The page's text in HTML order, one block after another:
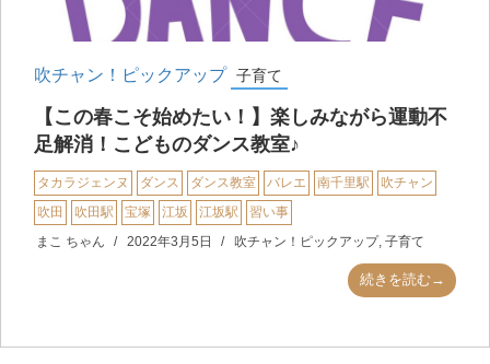
吹チャン！ピックアップ 子育て
【この春こそ始めたい！】楽しみながら運動不
足解消！こどものダンス教室♪
タカラジェンヌ ダンス ダンス教室 バレエ 南千里駅
吹チャン
吹田
吹田駅 宝塚 江坂 江坂駅
習い事
まこ ちゃん
2022年3月5日 吹チャン！ピックアップ, 子育て
続きを読む→